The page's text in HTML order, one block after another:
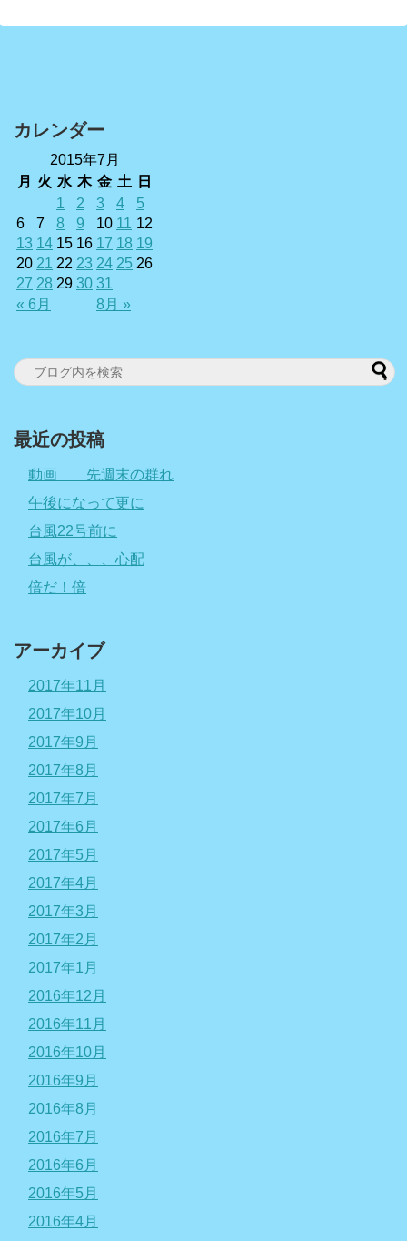
カレンダー
2015年7月
月
火 水 木 金 土 日
« 6月 8月 »
1 2 3 4
5
6
7 8 9 10 11 12
13 14 15 16 17 18 19
20 21 22 23 24 25 26
27 28 29 30 31
最近の投稿
動画 先週末の群れ
午後になって更に
台風22号前に
台風が、、、心配
倍だ！倍
アーカイブ
2017年11月
2017年10月
2017年9月
2017年8月
2017年7月
2017年6月
2017年5月
2017年4月
2017年3月
2017年2月
2017年1月
2016年12月
2016年11月
2016年10月
2016年9月
2016年8月
2016年7月
2016年6月
2016年5月
2016年4月